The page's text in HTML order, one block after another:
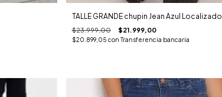
TALLE GRANDE chupin Jean Azul Localizado
$23.999,00 $21.999,00
$20.899,05 con Transferencia bancaria